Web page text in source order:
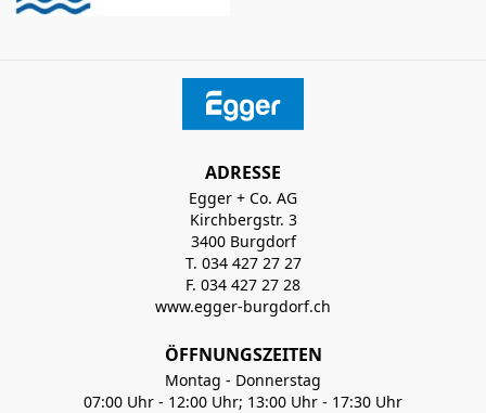
ADRESSE
Egger + Co. AG
Kirchbergstr. 3
3400 Burgdorf
T. 034 427 27 27
F. 034 427 27 28
www.egger-burgdorf.ch
ÖFFNUNGSZEITEN
Montag - Donnerstag
07:00 Uhr - 12:00 Uhr; 13:00 Uhr - 17:30 Uhr